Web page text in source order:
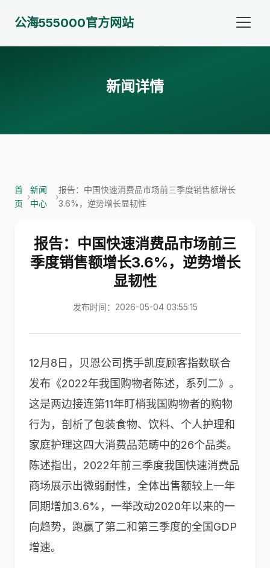
公海555000官方网站
新闻详情
首
页
›
新闻
中心
›
报告：中国快速消费品市场前三季度销售额增长
3.6%，逆势增长显韧性
报告：中国快速消费品市场前三
季度销售额增长3.6%，逆势增长
显韧性
发布时间：2026-05-04 03:55:15
12月8日，贝恩公司携手凯度顾客指数联合
发布《2022年我国购物者陈述，系列二》。
这是两边接连第11年盯梢我国购物者的购物
行为，剖析了包装食物、饮料、个人护理和
家庭护理这四大消费品范畴中的26个品类。
陈述指出，2022年前三季度我国快速消费品
商场展示出微弱耐性，全体出售额较上一年
同期增加3.6%，一举改动2020年以来的一
向趋势，跑赢了第二和第三季度的全国GDP
增速。